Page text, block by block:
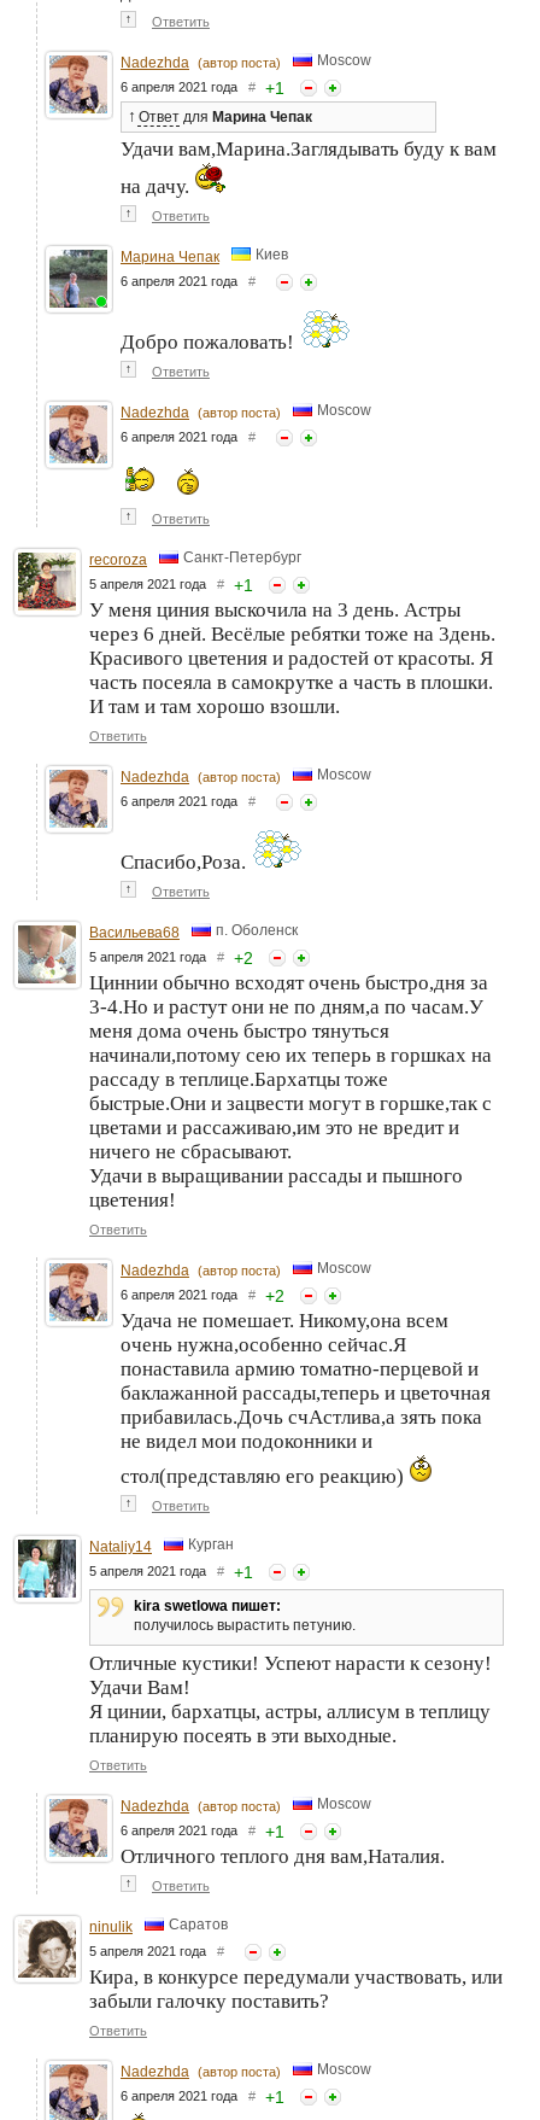
↑ Ответить
Nadezhda (автор поста) Moscow
6 апреля 2021 года # +1
↑ Ответ для Марина Чепак
Удачи вам,Марина.Заглядывать буду к вам
на дачу.
↑ Ответить
Марина Чепак Киев
6 апреля 2021 года #
Добро пожаловать!
↑ Ответить
Nadezhda (автор поста) Moscow
6 апреля 2021 года #
↑ Ответить
recoroza Санкт-Петербург
5 апреля 2021 года # +1
У меня циния выскочила на 3 день. Астры
через 6 дней. Весёлые ребятки тоже на 3день.
Красивого цветения и радостей от красоты. Я
часть посеяла в самокрутке а часть в плошки.
И там и там хорошо взошли.
Ответить
Nadezhda (автор поста) Moscow
6 апреля 2021 года #
Спасибо,Роза.
↑ Ответить
Васильева68 п. Оболенск
5 апреля 2021 года # +2
Циннии обычно всходят очень быстро,дня за
3-4.Но и растут они не по дням,а по часам.У
меня дома очень быстро тянуться
начинали,потому сею их теперь в горшках на
рассаду в теплице.Бархатцы тоже
быстрые.Они и зацвести могут в горшке,так с
цветами и рассаживаю,им это не вредит и
ничего не сбрасывают.
Удачи в выращивании рассады и пышного
цветения!
Ответить
Nadezhda (автор поста) Moscow
6 апреля 2021 года # +2
Удача не помешает. Никому,она всем
очень нужна,особенно сейчас.Я
понаставила армию томатно-перцевой и
баклажанной рассады,теперь и цветочная
прибавилась.Дочь счАстлива,а зять пока
не видел мои подоконники и
стол(представляю его реакцию)
↑ Ответить
Nataliy14 Курган
5 апреля 2021 года # +1
kira swetlowa пишет:
получилось вырастить петунию.
Отличные кустики! Успеют нарасти к сезону!
Удачи Вам!
Я цинии, бархатцы, астры, аллисум в теплицу
планирую посеять в эти выходные.
Ответить
Nadezhda (автор поста) Moscow
6 апреля 2021 года # +1
Отличного теплого дня вам,Наталия.
↑ Ответить
ninulik Саратов
5 апреля 2021 года #
Кира, в конкурсе передумали участвовать, или
забыли галочку поставить?
Ответить
Nadezhda (автор поста) Moscow
6 апреля 2021 года # +1